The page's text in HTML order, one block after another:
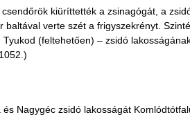
kiüríttették a zsinagógát, a
baltával verte szét a frigyszekrényt.
(feltehetően) – zsidó
és Nagygéc zsidó lakosságát